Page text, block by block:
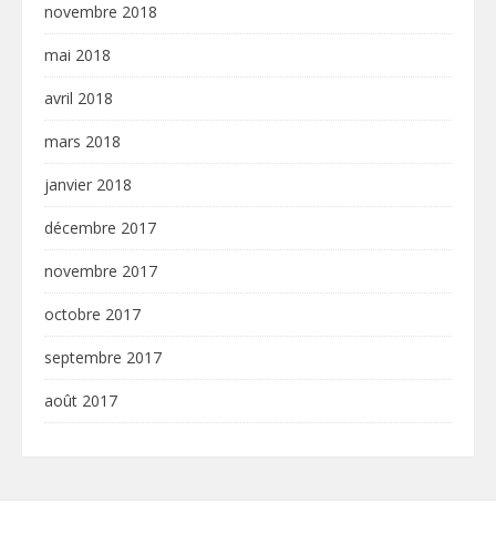
novembre 2018
mai 2018
avril 2018
mars 2018
janvier 2018
décembre 2017
novembre 2017
octobre 2017
septembre 2017
août 2017